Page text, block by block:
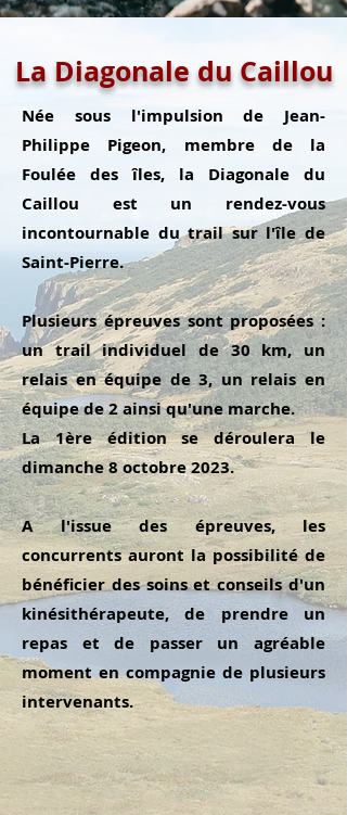
La Diagonale du Caillou
Née sous l'impulsion de Jean-
Philippe Pigeon, membre de la
Foulée des îles, la Diagonale du
Caillou est un rendez-vous
incontournable du trail sur l'île de
Saint-Pierre.
Plusieurs épreuves sont proposées :
un trail individuel de 30 km, un
relais en équipe de 3, un relais en
équipe de 2 ainsi qu'une marche.
La 1ère édition se déroulera le
dimanche 8 octobre 2023.
A l'issue des épreuves, les
concurrents auront la possibilité de
bénéficier des soins et conseils d'un
kinésithérapeute, de prendre un
repas et de passer un agréable
moment en compagnie de plusieurs
intervenants.